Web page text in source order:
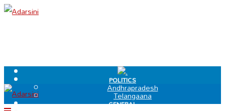
.
POLITICS
Andhrapradesh
Telangaana
GENERAL